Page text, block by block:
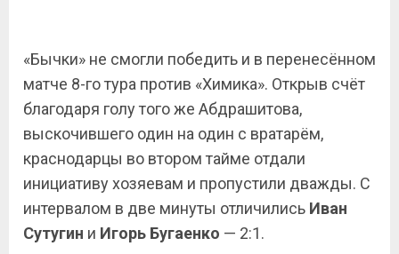
«Бычки» не смогли победить и в перенесённом
матче 8-го тура против «Химика». Открыв счёт
благодаря голу того же Абдрашитова,
выскочившего один на один с вратарём,
краснодарцы во втором тайме отдали
инициативу хозяевам и пропустили дважды. С
интервалом в две минуты отличились Иван
Сутугин и Игорь Бугаенко — 2:1.